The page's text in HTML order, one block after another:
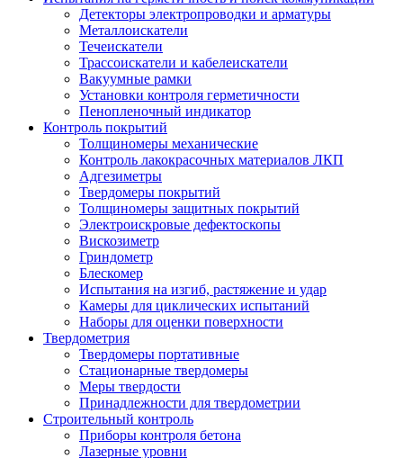
Детекторы электропроводки и арматуры
Металлоискатели
Течеискатели
Трассоискатели и кабелеискатели
Вакуумные рамки
Установки контроля герметичности
Пенопленочный индикатор
Контроль покрытий
Толщиномеры механические
Контроль лакокрасочных материалов ЛКП
Адгезиметры
Твердомеры покрытий
Толщиномеры защитных покрытий
Электроискровые дефектоскопы
Вискозиметр
Гриндометр
Блескомер
Испытания на изгиб, растяжение и удар
Камеры для циклических испытаний
Наборы для оценки поверхности
Твердометрия
Твердомеры портативные
Стационарные твердомеры
Меры твердости
Принадлежности для твердометрии
Строительный контроль
Приборы контроля бетона
Лазерные уровни